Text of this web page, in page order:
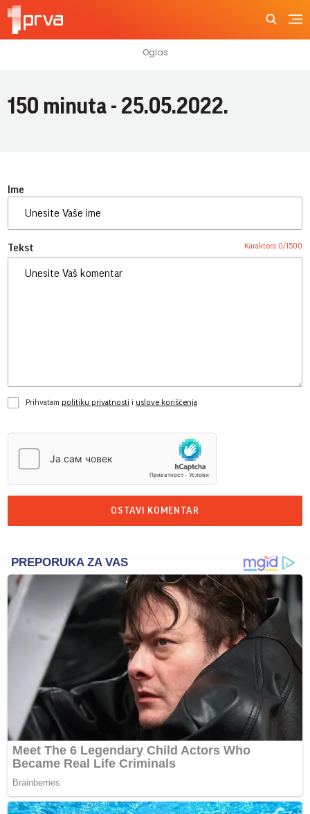
150 minuta - 25.05.2022.
Ime
Tekst Karaktera:0/1500
Prihvatam politiku privatnosti i uslove korišćenja
OSTAVI KOMENTAR